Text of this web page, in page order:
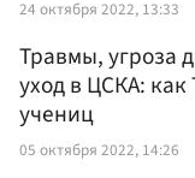
24 октября 2022, 13:33
Травмы, угроза
уход в ЦСКА: как
учениц
05 октября 2022, 14:26